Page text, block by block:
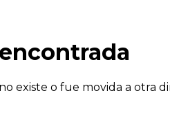
existe o fue movida a otra